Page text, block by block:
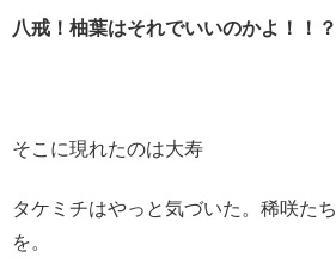
八戒！柚葉はそれでいいのかよ！！？
そこに現れたのは大寿
タケミチはやっと気づいた。稀咲た
を。